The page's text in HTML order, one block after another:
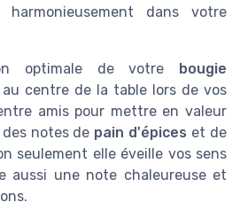
harmonieusement dans votre
optimale de votre bougie
centre de la table lors de vos
amis pour mettre en valeur
notes de pain d'épices et de
seulement elle éveille vos sens
aussi une note chaleureuse et